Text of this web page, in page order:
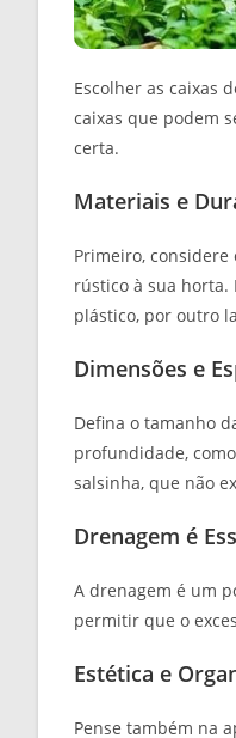
Escolher as caixas
caixas que podem
certa.
Materiais e
Primeiro,
rústico à sua horta.
plástico, por outro
Dimensões e
Defina o tamanho
profundidade,
salsinha, que não
Drenagem é
A drenagem é um
permitir que o
Estética e
Pense também na